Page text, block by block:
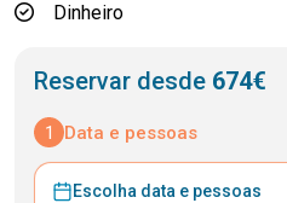
Dinheiro
Reservar desde 674€
1 Data e pessoas
Escolha data e pessoas